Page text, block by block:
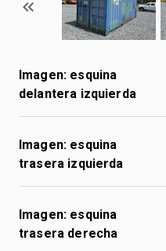
Imagen: esquina
delantera izquierda
Imagen: esquina
trasera izquierda
Imagen: esquina
trasera derecha